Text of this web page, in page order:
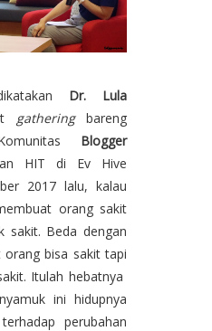
Dr. Lula
gatheringbareng
Blogger
HIT di Ev Hive
2017 lalu, kalau
orang sakit
sakit. Beda dengan
bisa sakit tapi
Itulah hebatnya
ini hidupnya
perubahan